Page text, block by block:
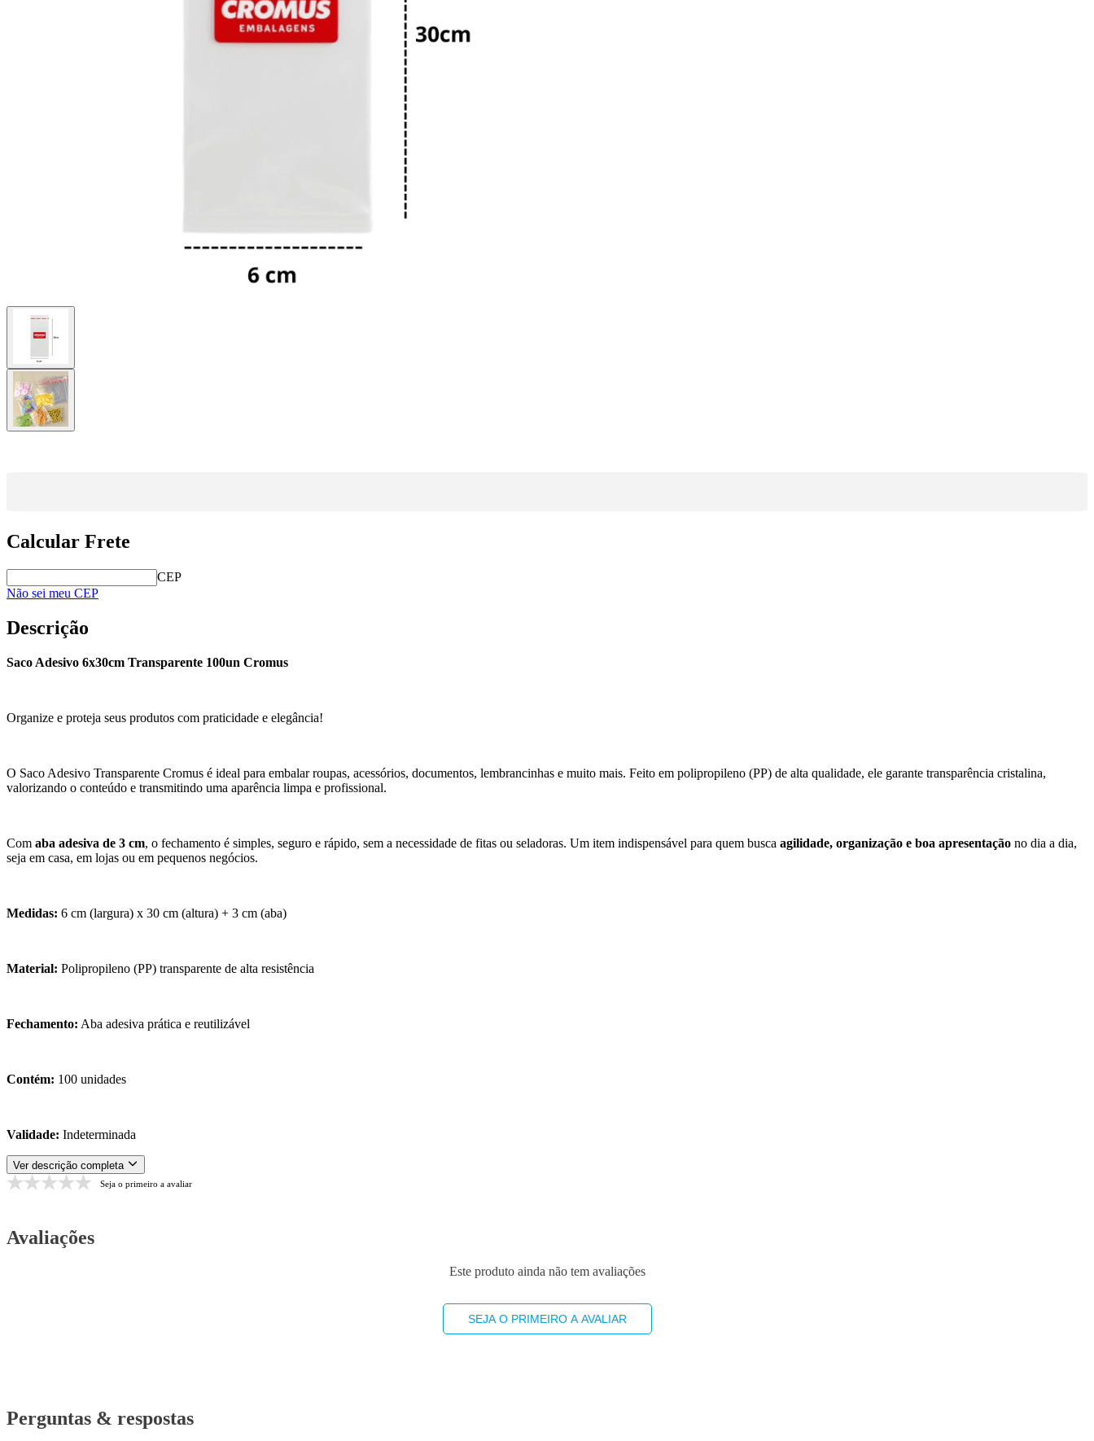
Calcular Frete
CEP
Não sei meu CEP
Descrição
Saco Adesivo 6x30cm Transparente 100un Cromus
Organize e proteja seus produtos com praticidade e elegância!
O Saco Adesivo Transparente Cromus é ideal para embalar roupas, acessórios, documentos, lembrancinhas e muito mais. Feito em polipropileno (PP) de alta qualidade, ele garante transparência cristalina,
valorizando o conteúdo e transmitindo uma aparência limpa e profissional.
Com aba adesiva de 3 cm, o fechamento é simples, seguro e rápido, sem a necessidade de fitas ou seladoras. Um item indispensável para quem busca agilidade, organização e boa apresentação no dia a dia,
seja em casa, em lojas ou em pequenos negócios.
Medidas: 6 cm (largura) x 30 cm (altura) + 3 cm (aba)
Material: Polipropileno (PP) transparente de alta resistência
Fechamento: Aba adesiva prática e reutilizável
Contém: 100 unidades
Validade: Indeterminada
Ver descrição completa
Seja o primeiro a avaliar
Avaliações
Este produto ainda não tem avaliações
SEJA O PRIMEIRO A AVALIAR
Perguntas & respostas